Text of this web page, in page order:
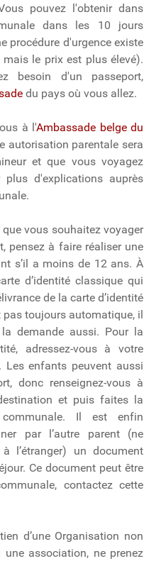
pouvez l'obtenir dans
dans les 10 jours
procédure d'urgence existe
le prix est plus élevé).
besoin d'un passeport,
du pays où vous allez.
à l'Ambassade belge du
autorisation parentale sera
et que vous voyagez
d'explications auprès
vous souhaitez voyager
pensez à faire réaliser une
s’il a moins de 12 ans. À
d’identité classique qui
de la carte d’identité
toujours automatique, il
demande aussi. Pour la
adressez-vous à votre
Les enfants peuvent aussi
donc renseignez-vous à
et puis faites la
Il est enfin
par l’autre parent (ne
l’étranger) un document
Ce document peut être
contactez cette
d’une Organisation non
une association, ne prenez